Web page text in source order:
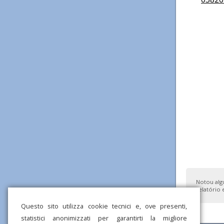
Questo sito utilizza cookie tecnici e, ove presenti,
statistici anonimizzati per garantirti la migliore
Notou
relatório